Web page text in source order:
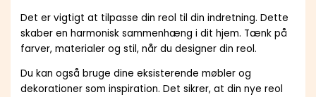
Det er vigtigt at tilpasse din reol til din indretning. Dette
skaber en harmonisk sammenhæng i dit hjem. Tænk på
farver, materialer og stil, når du designer din reol.
Du kan også bruge dine eksisterende møbler og
dekorationer som inspiration. Det sikrer, at din nye reol